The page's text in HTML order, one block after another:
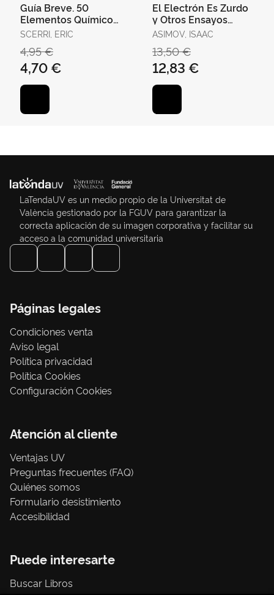
Guía Breve. 50
Elementos Químicos
(Rústica)
SCERRI, ERIC
4,95 €
4,70 €
El Electrón Es Zurdo
y Otros Ensayos
Científicos
ASIMOV, ISAAC
13,50 €
12,83 €
LaTendaUV es un medio propio de la Universitat de
València gestionado por la FGUV para garantizar la
correcta aplicación de su imagen corporativa y facilitar su
acceso a la comunidad universitaria
Páginas legales
Condiciones venta
Aviso legal
Política privacidad
Política Cookies
Configuración Cookies
Atención al cliente
Ventajas UV
Preguntas frecuentes (FAQ)
Quiénes somos
Formulario desistimiento
Accesibilidad
Puede interesarte
Buscar Libros